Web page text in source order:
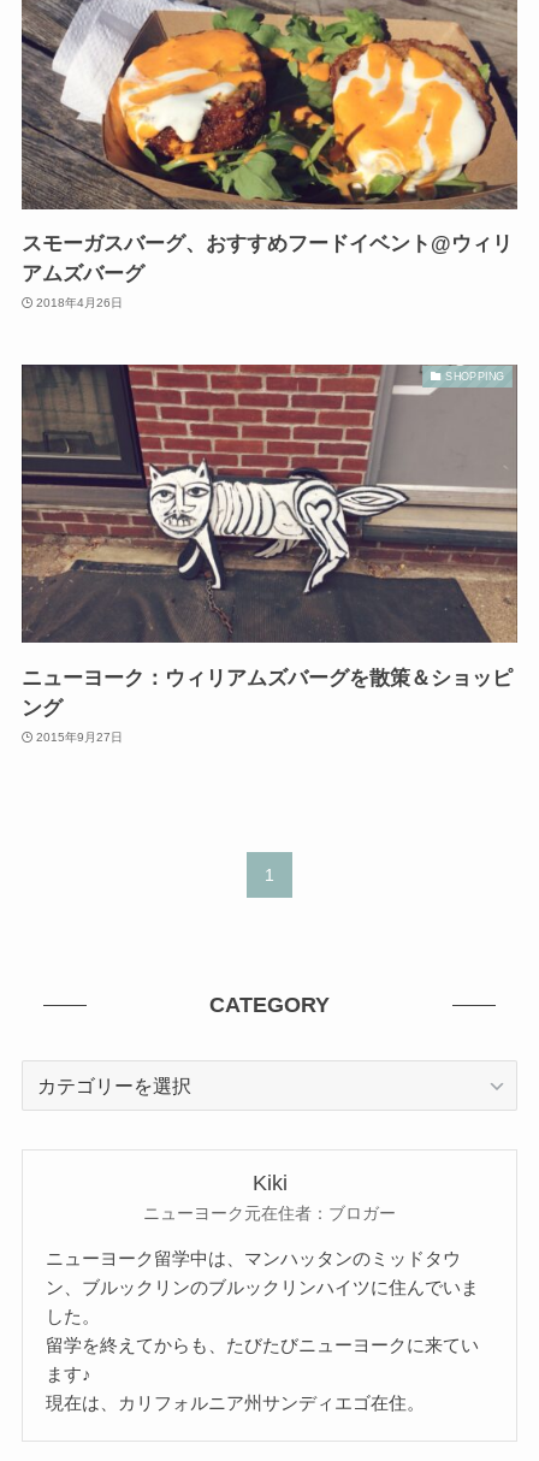
スモーガスバーグ、おすすめフードイベント@ウィリ
アムズバーグ
2018年4月26日
SHOPPING
ニューヨーク：ウィリアムズバーグを散策＆ショッピ
ング
2015年9月27日
1
CATEGORY
CATEGORY
Kiki
ニューヨーク元在住者：ブロガー
ニューヨーク留学中は、マンハッタンのミッドタウ
ン、ブルックリンのブルックリンハイツに住んでいま
した。
留学を終えてからも、たびたびニューヨークに来てい
ます♪
現在は、カリフォルニア州サンディエゴ在住。